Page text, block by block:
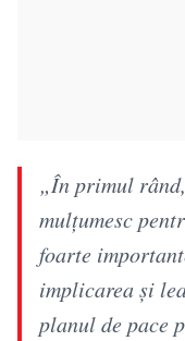
„În primul
mulțumesc
foarte
implicarea și
planul de pace